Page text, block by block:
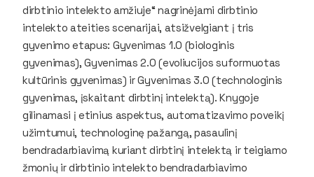
dirbtinio intelekto amžiuje“ nagrinėjami dirbtinio
intelekto ateities scenarijai, atsižvelgiant į tris
gyvenimo etapus: Gyvenimas 1.0 (biologinis
gyvenimas), Gyvenimas 2.0 (evoliucijos suformuotas
kultūrinis gyvenimas) ir Gyvenimas 3.0 (technologinis
gyvenimas, įskaitant dirbtinį intelektą). Knygoje
gilinamasi į etinius aspektus, automatizavimo poveikį
užimtumui, technologinę pažangą, pasaulinį
bendradarbiavimą kuriant dirbtinį intelektą ir teigiamo
žmonių ir dirbtinio intelekto bendradarbiavimo